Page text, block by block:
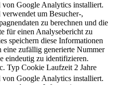
Google Analytics installiert.
um Besucher-,
zu berechnen und die
für einen Analysebericht zu
speichern diese Informationen
eine zufällig generierte Nummer
eindeutig zu identifizieren.
Typ Cookie Laufzeit 2 Jahre
Google Analytics installiert.